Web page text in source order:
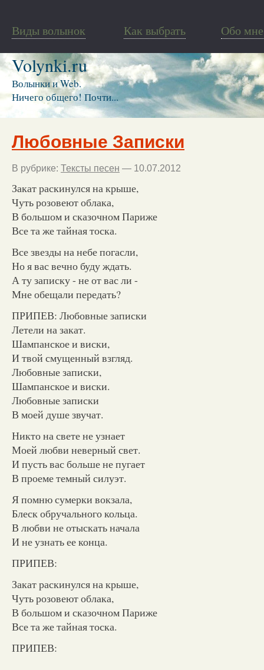
Виды волынок Как выбрать Обо мне
Volynki.ru
Волынки и Web.
Ничего общего! Почти...
Любовные Записки
В рубрике: Тексты песен — 10.07.2012
Закат раскинулся на крыше,
Чуть розовеют облака,
В большом и сказочном Париже
Все та же тайная тоска.
Все звезды на небе погасли,
Но я вас вечно буду ждать.
А ту записку - не от вас ли -
Мне обещали передать?
ПРИПЕВ: Любовные записки
Летели на закат.
Шампанское и виски,
И твой смущенный взгляд.
Любовные записки,
Шампанское и виски.
Любовные записки
В моей душе звучат.
Никто на свете не узнает
Моей любви неверный свет.
И пусть вас больше не пугает
В проеме темный силуэт.
Я помню сумерки вокзала,
Блеск обручального кольца.
В любви не отыскать начала
И не узнать ее конца.
ПРИПЕВ:
Закат раскинулся на крыше,
Чуть розовеют облака,
В большом и сказочном Париже
Все та же тайная тоска.
ПРИПЕВ: